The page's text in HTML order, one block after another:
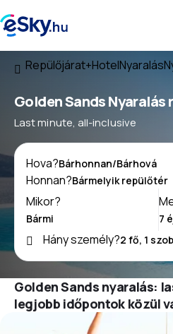
Repülőjárat+HotelNyaralás
Golden Sands Nyaralás
Last minute, all-inclusive
Hova?
Honnan?
Mikor?
Hány személy?
Golden Sands nyaralás:
legjobb időpontok közül